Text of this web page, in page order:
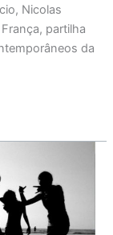
Nicolas
partilha
da